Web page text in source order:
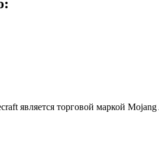
является торговой маркой